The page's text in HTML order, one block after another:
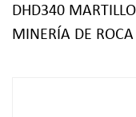
DHD340
MINERÍA DE